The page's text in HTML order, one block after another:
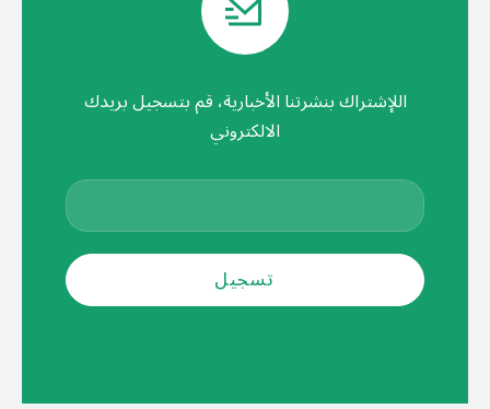
اللإشتراك بنشرتنا الأخبارية، قم بتسجيل بريدك
الالكتروني